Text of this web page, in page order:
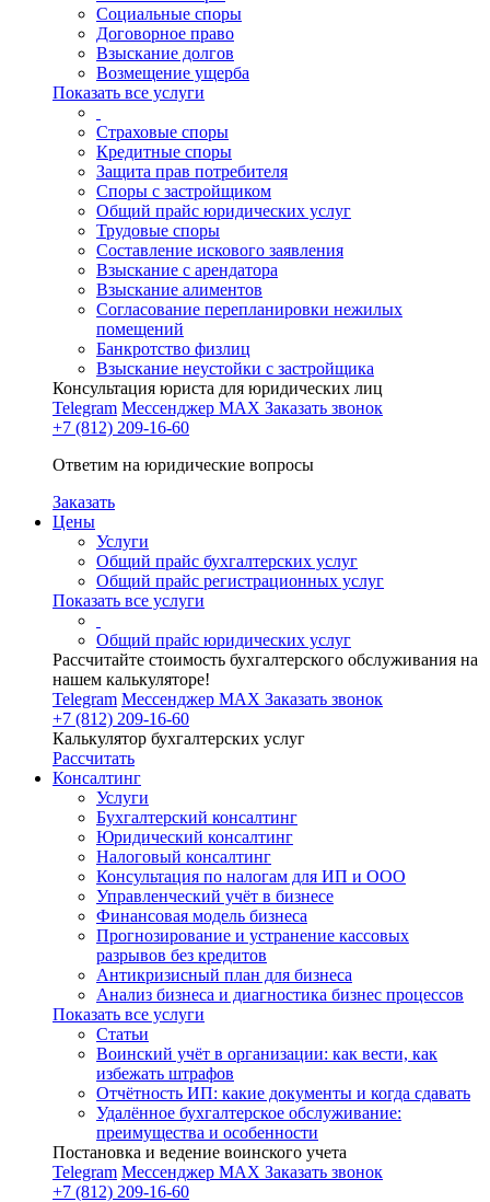
Социальные споры
Договорное право
Взыскание долгов
Возмещение ущерба
Показать все услуги
Страховые споры
Кредитные споры
Защита прав потребителя
Споры с застройщиком
Общий прайс юридических услуг
Трудовые споры
Составление искового заявления
Взыскание с арендатора
Взыскание алиментов
Cогласование перепланировки нежилых
помещений
Банкротство физлиц
Взыскание неустойки с застройщика
Консультация юриста для юридических лиц
Telegram Мессенджер MAX Заказать звонок
+7 (812) 209-16-60
Ответим на юридические вопросы
Заказать
Цены
Услуги
Общий прайс бухгалтерских услуг
Общий прайс регистрационных услуг
Показать все услуги
Общий прайс юридических услуг
Рассчитайте стоимость бухгалтерского обслуживания на
нашем калькуляторе!
Telegram Мессенджер MAX Заказать звонок
+7 (812) 209-16-60
Калькулятор бухгалтерских услуг
Рассчитать
Консалтинг
Услуги
Бухгалтерский консалтинг
Юридический консалтинг
Налоговый консалтинг
Консультация по налогам для ИП и ООО
Управленческий учёт в бизнесе
Финансовая модель бизнеса
Прогнозирование и устранение кассовых
разрывов без кредитов
Антикризисный план для бизнеса
Анализ бизнеса и диагностика бизнес процессов
Показать все услуги
Статьи
Воинский учёт в организации: как вести, как
избежать штрафов
Отчётность ИП: какие документы и когда сдавать
Удалённое бухгалтерское обслуживание:
преимущества и особенности
Постановка и ведение воинского учета
Telegram Мессенджер MAX Заказать звонок
+7 (812) 209-16-60